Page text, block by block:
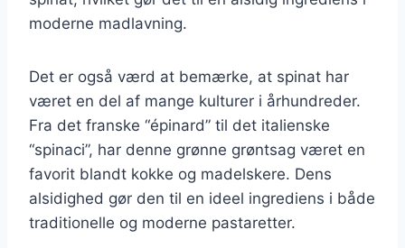
moderne madlavning.
Det er også værd at bemærke, at spinat har
været en del af mange kulturer i århundreder.
Fra det franske “épinard” til det italienske
“spinaci”, har denne grønne grøntsag været en
favorit blandt kokke og madelskere. Dens
alsidighed gør den til en ideel ingrediens i både
traditionelle og moderne pastaretter.